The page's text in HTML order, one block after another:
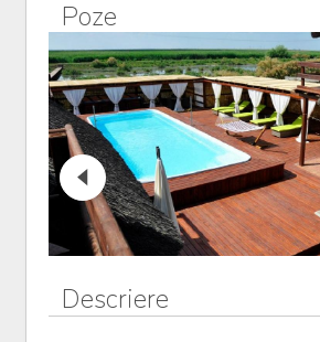
Poze
Descriere